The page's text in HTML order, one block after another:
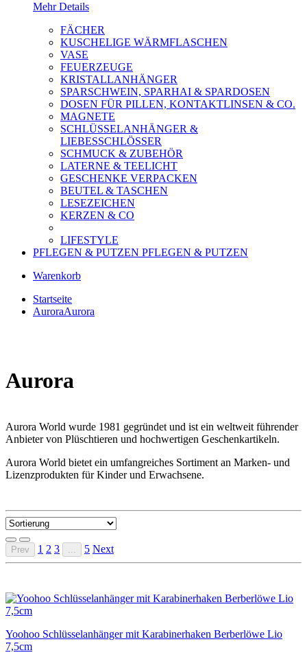
Mehr Details
FÄCHER
KUSCHELIGE WÄRMFLASCHEN
VASE
FEUERZEUGE
KRISTALLANHÄNGER
SPARSCHWEIN, SPARHAI & SPARDOSEN
DOSEN FÜR PILLEN, KONTAKTLINSEN & CO.
MAGNETE
SCHLÜSSELANHÄNGER &
LIEBESSCHLÖSSER
SCHMUCK & ZUBEHÖR
LATERNE & TEELICHT
GESCHENKE VERPACKEN
BEUTEL & TASCHEN
LESEZEICHEN
KERZEN & CO
LIFESTYLE
PFLEGEN & PUTZEN PFLEGEN & PUTZEN
Warenkorb
Startseite
AuroraAurora
Aurora
Aurora World wurde 1981 gegründet und ist ein weltweit führender
Anbieter von Plüschtieren und hochwertigen Geschenkartikeln.
Aurora World bietet ein umfangreiches Sortiment an Marken- und
Lizenzprodukten für Kinder und Erwachsene.
Prev 1 2 3 5 Next
Yoohoo Schlüsselanhänger mit Karabinerhaken Berberlöwe Lio
7,5cm